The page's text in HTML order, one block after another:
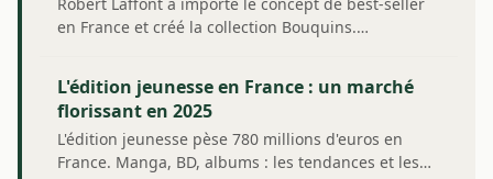
Robert Laffont a importé le concept de best-seller
en France et créé la collection Bouquins.…
L'édition jeunesse en France : un marché
florissant en 2025
L'édition jeunesse pèse 780 millions d'euros en
France. Manga, BD, albums : les tendances et les…